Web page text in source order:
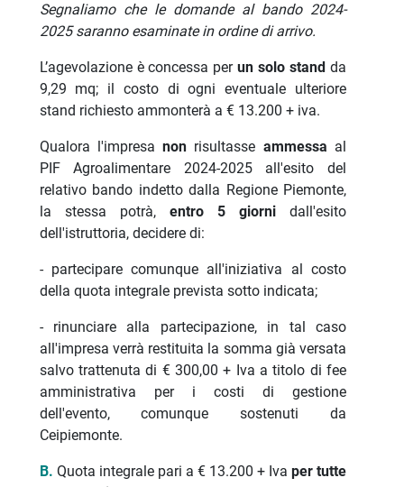
Segnaliamo che le domande al bando 2024-
2025 saranno esaminate in ordine di arrivo.
L’agevolazione è concessa perun solo standda
9,29 mq; il costo di ogni eventuale ulteriore
stand richiesto ammonterà a € 13.200 + iva.
Qualora l'impresanon risultasse ammessa al
PIF Agroalimentare 2024-2025 all'esito del
relativo bando indetto dalla Regione Piemonte,
la stessa potrà, entro 5 giornidall'esito
dell'istruttoria, decidere di:
- partecipare comunque all'iniziativa al costo
della quota integrale prevista sotto indicata;
- rinunciare alla partecipazione, in tal caso
all'impresa verrà restituita la somma già versata
salvo trattenuta di € 300,00 + Iva a titolo di fee
amministrativa per i costi di gestione
dell'evento, comunque sostenuti da
Ceipiemonte.
B. Quota integrale pari a € 13.200 + Iva per tutte